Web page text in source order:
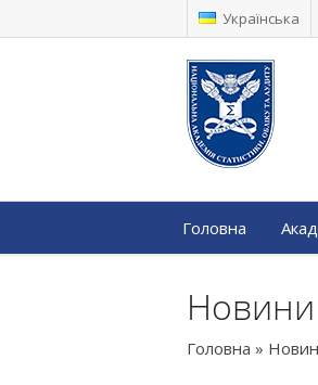
Українська
Головна
Новини
Головна »